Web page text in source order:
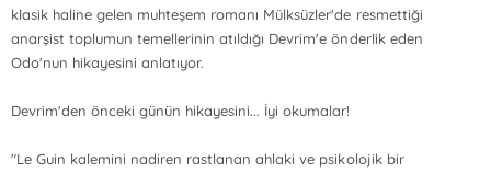
klasik haline gelen muhteşem romanı Mülksüzler'de resmettiği
anarşist toplumun temellerinin atıldığı Devrim'e önderlik eden
Odo'nun hikayesini anlatıyor.
Devrim'den önceki günün hikayesini... İyi okumalar!
"Le Guin kalemini nadiren rastlanan ahlaki ve psikolojik bir